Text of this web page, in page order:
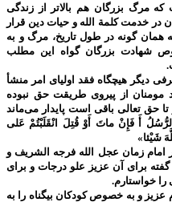
که مرگ بزرگان هم بالاتر از زندگی
در خدمت کلمة الله و حیات دین قرار
همان گونه در طول تاریخ، مرگ و به
شهادت بزرگان گواه این مطلب
دیگر هیچگاه فقد اولیای امر منشأ
مومنان از پیروی طریقت حق نبوده
حق تعالی باقی است پایدار می‌ماند
أَ فَإِنْ ماتَ أَوْ قُتِلَ انْقَلَبْتُمْ عَلى‌
شَيْئا»
زمان عجل الله فرجه الشریف و
برای آن عزیز علو درجات و برای
خواستارم.
و به خصوص کودکان بیگناه را به